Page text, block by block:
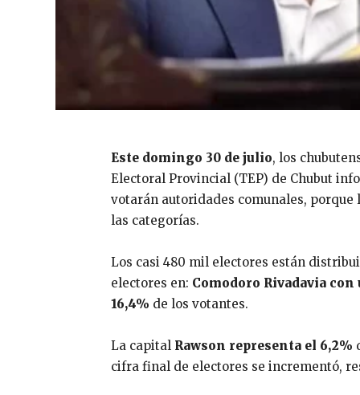
Este domingo 30 de julio, los
Electoral Provincial (TEP) de Chubut
votarán autoridades comunales, porque
las categorías.
Los casi 480 mil electores están
electores en: Comodoro Rivadavia
16,4% de los votantes.
La capital Rawson representa el 6,2%
cifra final de electores se incrementó,